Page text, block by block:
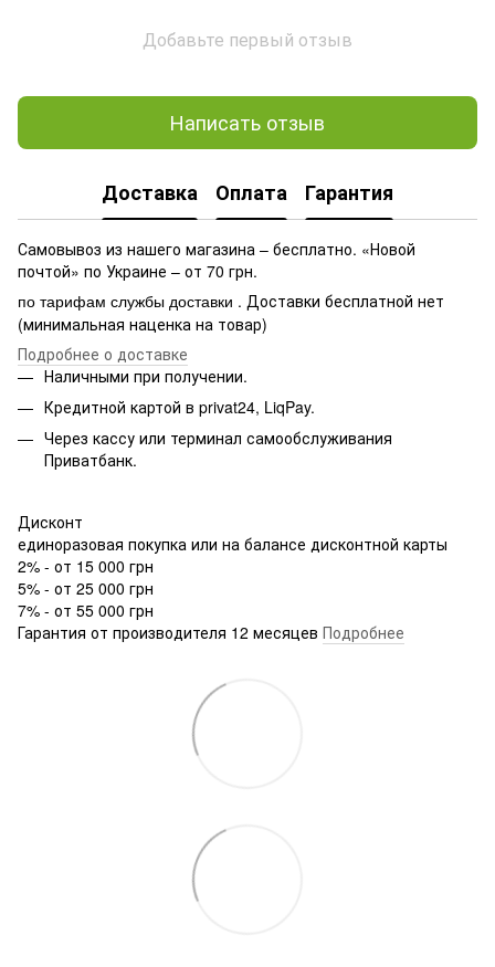
Добавьте первый отзыв
Написать отзыв
Доставка Оплата Гарантия
Самовывоз из нашего магазина – бесплатно. «Новой
почтой» по Украине – от 70 грн.
по тарифам службы доставки . Доставки бесплатной нет
(минимальная наценка на товар)
Подробнее о доставке
Наличными при получении.
Кредитной картой в privat24, LiqPay.
Через кассу или терминал самообслуживания
Приватбанк.
Дисконт
единоразовая покупка или на балансе дисконтной карты
2% - от 15 000 грн
5% - от 25 000 грн
7% - от 55 000 грн
Гарантия от производителя 12 месяцев Подробнее